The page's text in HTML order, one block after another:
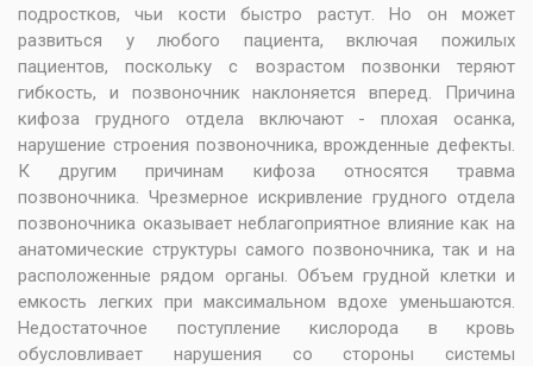
подростков, чьи кости быстро растут. Но он может
развиться у любого пациента, включая пожилых
пациентов, поскольку с возрастом позвонки теряют
гибкость, и позвоночник наклоняется вперед. Причина
кифоза грудного отдела включают - плохая осанка,
нарушение строения позвоночника, врожденные дефекты.
К другим причинам кифоза относятся травма
позвоночника. Чрезмерное искривление грудного отдела
позвоночника оказывает неблагоприятное влияние как на
анатомические структуры самого позвоночника, так и на
расположенные рядом органы. Объем грудной клетки и
емкость легких при максимальном вдохе уменьшаются.
Недостаточное поступление кислорода в кровь
обусловливает нарушения со стороны системы